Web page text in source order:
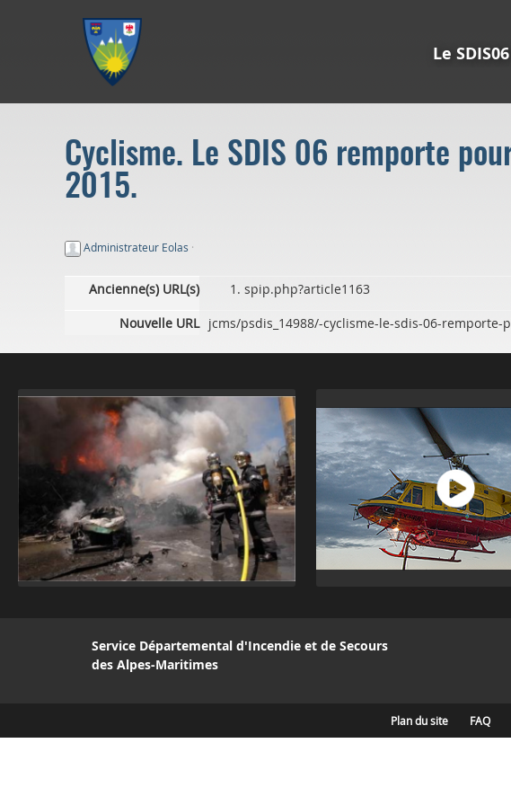
Le SDIS06
Cyclisme. Le SDIS 06 remporte
2015.
Administrateur Eolas ·
Ancienne(s) URL(s)
spip.php?article1163
Nouvelle URL jcms/psdis_14988/-cyclisme-le-sdis-06-
Service Départemental d'Incendie et de Secours
des Alpes-Maritimes
Plan du site FAQ